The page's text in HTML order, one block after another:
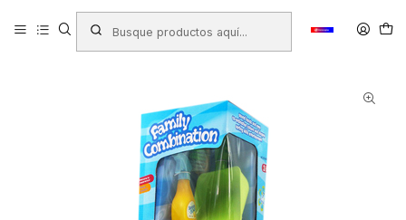
Productos JUGUETERIA Juguetes Infantiles
JUEGO SET DE ASEO INFANTIL FUNTOY 36+ (BAS166)